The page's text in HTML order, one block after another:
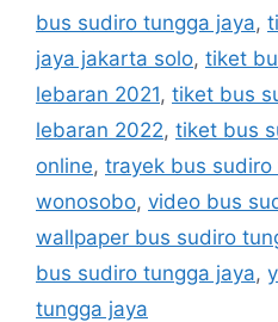
bus sudiro tungga jaya,
jaya jakarta solo, tiket
lebaran 2021, tiket bus
lebaran 2022, tiket bus
online, trayek bus sudiro
wonosobo, video bus
wallpaper bus sudiro
bus sudiro tungga jaya,
tungga jaya